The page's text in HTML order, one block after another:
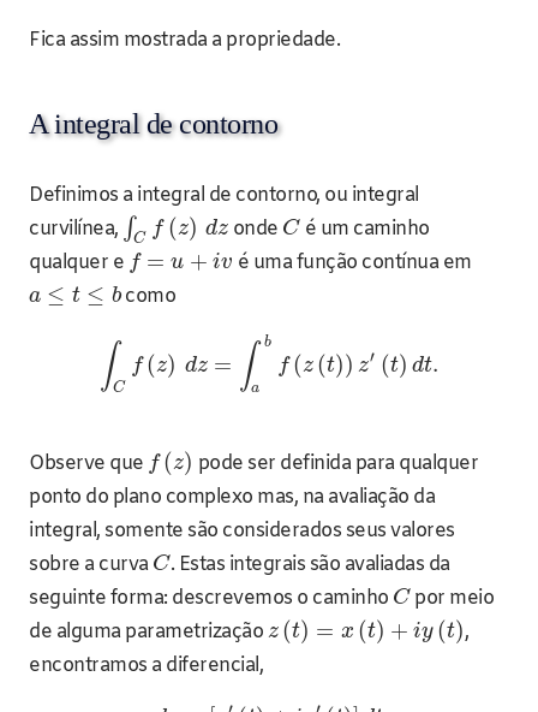
Fica assim mostrada a propriedade.
A integral de contorno
Definimos a integral de contorno, ou integral
curvilínea, ∫C f (z) dz onde C é um caminho
qualquer e f = u + iv é uma função contínua em
a ≤ t ≤ bcomo
∫C
f (z) dz = ∫ b
a
f (z (t)) z′ (t) dt.
Observe que f (z) pode ser definida para qualquer
ponto do plano complexo mas, na avaliação da
integral, somente são considerados seus valores
sobre a curva C. Estas integrais são avaliadas da
seguinte forma: descrevemos o caminho Cpor meio
de alguma parametrização z (t) = x (t) + iy (t),
encontramos a diferencial,